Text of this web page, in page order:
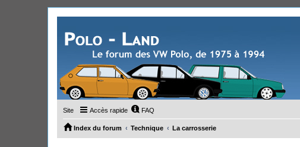
Site Accès rapide FAQ
Index du forum Technique La carrosserie